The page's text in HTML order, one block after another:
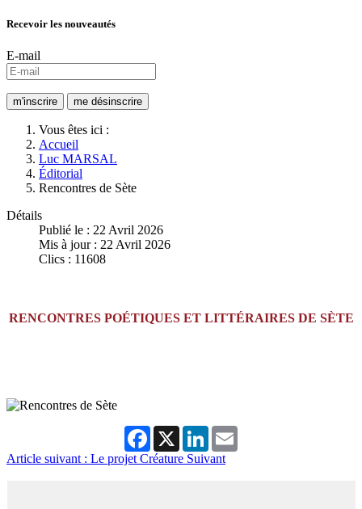
Recevoir les nouveautés
E-mail
Vous êtes ici :
Accueil
Luc MARSAL
Éditorial
Rencontres de Sète
Détails
Publié le : 22 Avril 2026
Mis à jour : 22 Avril 2026
Clics : 11608
RENCONTRES POÉTIQUES ET LITTÉRAIRES DE SÈTE
Facebook
X LinkedIn
Article suivant : Le projet Créature Suivant